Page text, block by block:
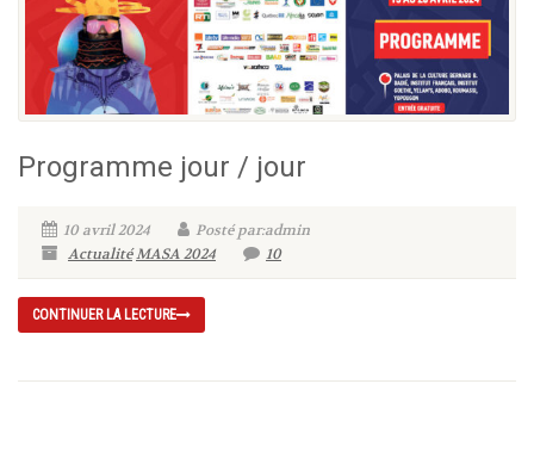
Programme jour / jour
10 avril 2024
Posté par:admin
ActualitéMASA 2024 10
CONTINUER LA LECTURE